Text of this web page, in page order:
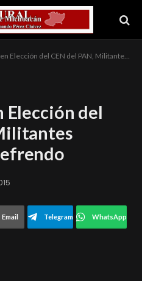
del CEN del PAN, Militantes Garantizarán Refrendo
Elección del
Email Telegram WhatsApp